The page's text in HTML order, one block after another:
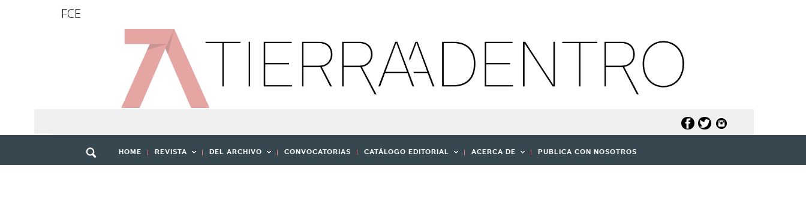
FCE
HOME REVISTA DEL ARCHIVO CONVOCATORIAS CATÁLOGO EDITORIAL ACERCA DE PUBLICA CON NOSOTROS